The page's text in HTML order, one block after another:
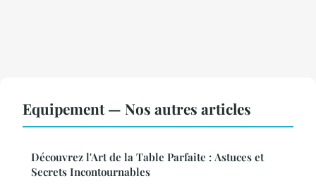
Equipement — Nos autres articles
Découvrez l'Art de la Table Parfaite : Astuces et
Secrets Incontournables